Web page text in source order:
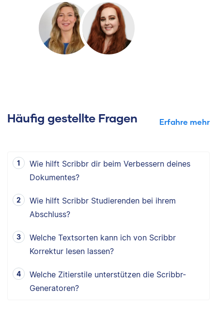
Häufig gestellte Fragen Erfahre mehr
Wie hilft Scribbr dir beim Verbessern deines
Dokumentes?
Wie hilft Scribbr Studierenden bei ihrem
Abschluss?
Welche Textsorten kann ich von Scribbr
Korrektur lesen lassen?
Welche Zitierstile unterstützen die Scribbr-
Generatoren?